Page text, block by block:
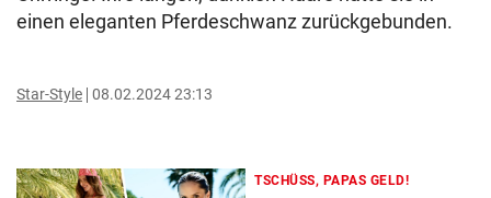
einen eleganten Pferdeschwanz zurückgebunden.
Star-Style 08.02.2024 23:13
TSCHÜSS, PAPAS GELD!